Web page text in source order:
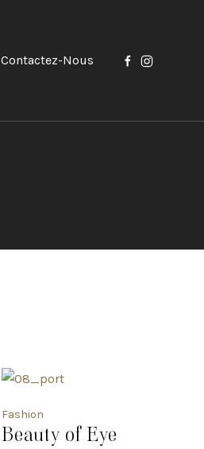
Contactez-Nous
Fashion
Beauty of Eye